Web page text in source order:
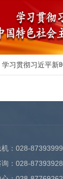
： 028-87393999
： 028-87393928